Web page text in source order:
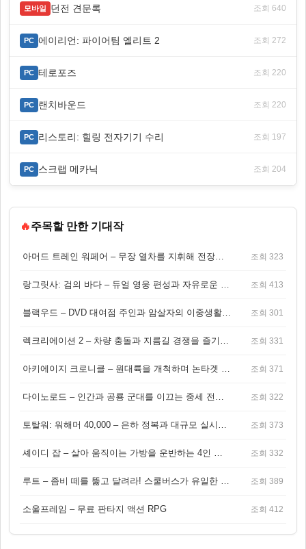
모바일 던전 견문록 조회 640
PC 에이리언: 파이어팀 엘리트 2 조회 272
PC 테로포즈 조회 220
PC 랜치바운드 조회 220
PC 리스토리: 힐링 전자기기 수리 조회 197
PC 스크랩 메카닉 조회 204
🔥주목할 만한 기대작
아머드 트레인 워페어 – 무장 열차를 지휘해 전장을 돌파하는 생존 전투 게임 조회 323
랑그릿사: 검의 바다 – 듀얼 영웅 편성과 자유로운 탐험을 결합한 판타지 전략 RPG 조회 413
블랙우드 – DVD 대여점 주인과 암살자의 이중생활을 그린 3인칭 액션 스릴러 게임 조회 301
렉크리에이션 2 – 차량 충돌과 지름길 경쟁을 즐기는 오픈월드 아케이드 레이싱 게임 조회 331
아키에이지 크로니클 – 원대륙을 개척하며 논타겟 전투를 즐기는 오픈월드 MMORPG 조회 371
다이노로드 – 인간과 공룡 군대를 이끄는 중세 전략 액션 RPG 조회 322
토탈워: 워해머 40,000 – 은하 정복과 대규모 실시간 전투가 결합된 전략 게임! 조회 373
셰이디 잡 – 살아 움직이는 가방을 운반하는 4인 협동 물리 어드벤처 게임 조회 332
루트 – 좀비 떼를 뚫고 달려라! 스쿨버스가 유일한 집이 되는 4인 협동 생존 게임 조회 389
소울프레임 – 무료 판타지 액션 RPG 조회 412